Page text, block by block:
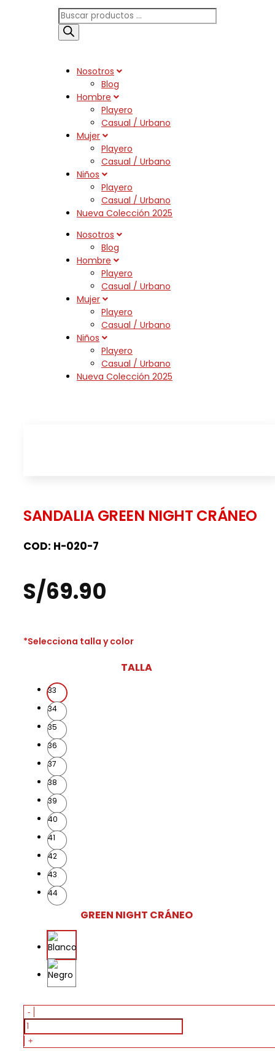
Búsqueda
de
productos
Nosotros
Blog
Hombre
Playero
Casual / Urbano
Mujer
Playero
Casual / Urbano
Niños
Playero
Casual / Urbano
Nueva Colección 2025
Nosotros
Blog
Hombre
Playero
Casual / Urbano
Mujer
Playero
Casual / Urbano
Niños
Playero
Casual / Urbano
Nueva Colección 2025
SANDALIA GREEN NIGHT CRÁNEO
COD: H-020-7
S/69.90
*Selecciona talla y color
TALLA
33
34
35
36
37
38
39
40
41
42
43
44
GREEN NIGHT CRÁNEO
SANDALIA
GREEN
NIGHT
-
+